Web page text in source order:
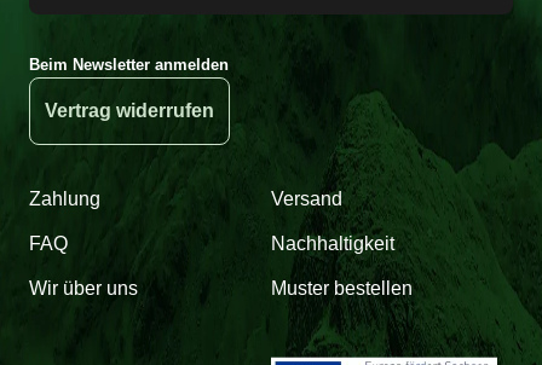
Beim Newsletter anmelden
Vertrag widerrufen
Zahlung Versand
FAQ Nachhaltigkeit
Wir über uns Muster bestellen